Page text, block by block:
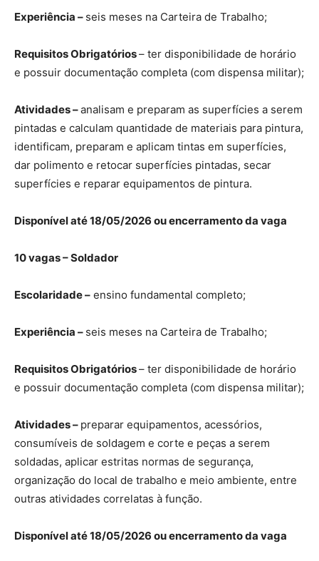
Experiência – seis meses na Carteira de Trabalho;
Requisitos Obrigatórios– ter disponibilidade de horário
e possuir documentação completa (com dispensa militar);
Atividades –analisam e preparam as superfícies a serem
pintadas e calculam quantidade de materiais para pintura,
identificam, preparam e aplicam tintas em superfícies,
dar polimento e retocar superfícies pintadas, secar
superfícies e reparar equipamentos de pintura.
Disponível até 18/05/2026 ou encerramento da vaga
10 vagas – Soldador
Escolaridade – ensino fundamental completo;
Experiência – seis meses na Carteira de Trabalho;
Requisitos Obrigatórios– ter disponibilidade de horário
e possuir documentação completa (com dispensa militar);
Atividades – preparar equipamentos, acessórios,
consumíveis de soldagem e corte e peças a serem
soldadas, aplicar estritas normas de segurança,
organização do local de trabalho e meio ambiente, entre
outras atividades correlatas à função.
Disponível até 18/05/2026 ou encerramento da vaga